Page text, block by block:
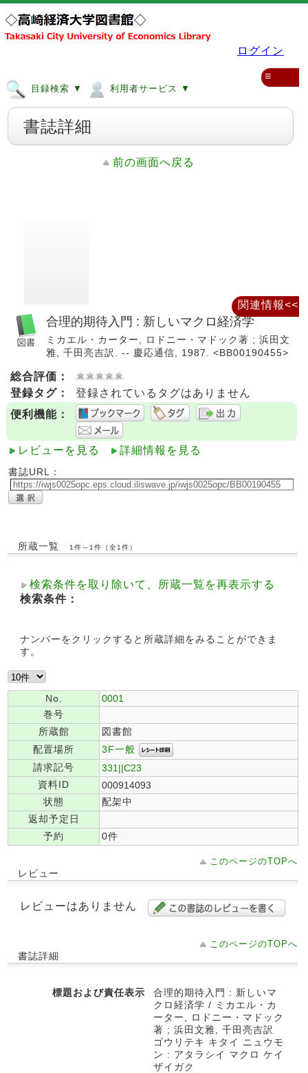
ログイン
目録検索 ▼ 利用者サービス ▼
≡
書誌詳細
前の画面へ戻る
合理的期待入門 : 新しいマクロ経済学
ミカエル・カーター, ロドニー・マドック著 ; 浜田文
雅, 千田亮吉訳. -- 慶応通信, 1987. <BB00190455>
総合評価：
登録タグ：
登録されているタグはありません
便利機能：
レビューを見る 詳細情報を見る
書誌URL：
所蔵一覧 1件～1件（全1件）
検索条件を取り除いて、所蔵一覧を再表示する
検索条件：
ナンバーをクリックすると所蔵詳細をみることができま
す。
No.
0001
巻号
所蔵館
図書館
配置場所
3F一般
請求記号
331||C23
資料ID
000914093
状態
配架中
返却予定日
予約
0件
このページのTOPへ
レビュー
レビューはありません
このページのTOPへ
書誌詳細
標題および責任表示
合理的期待入門 : 新しいマ
クロ経済学 / ミカエル・カ
ーター, ロドニー・マドック
著 ; 浜田文雅, 千田亮吉訳
ゴウリテキ キタイ ニュウモ
ン : アタラシイ マクロ ケイ
ザイガク
関連情報<<